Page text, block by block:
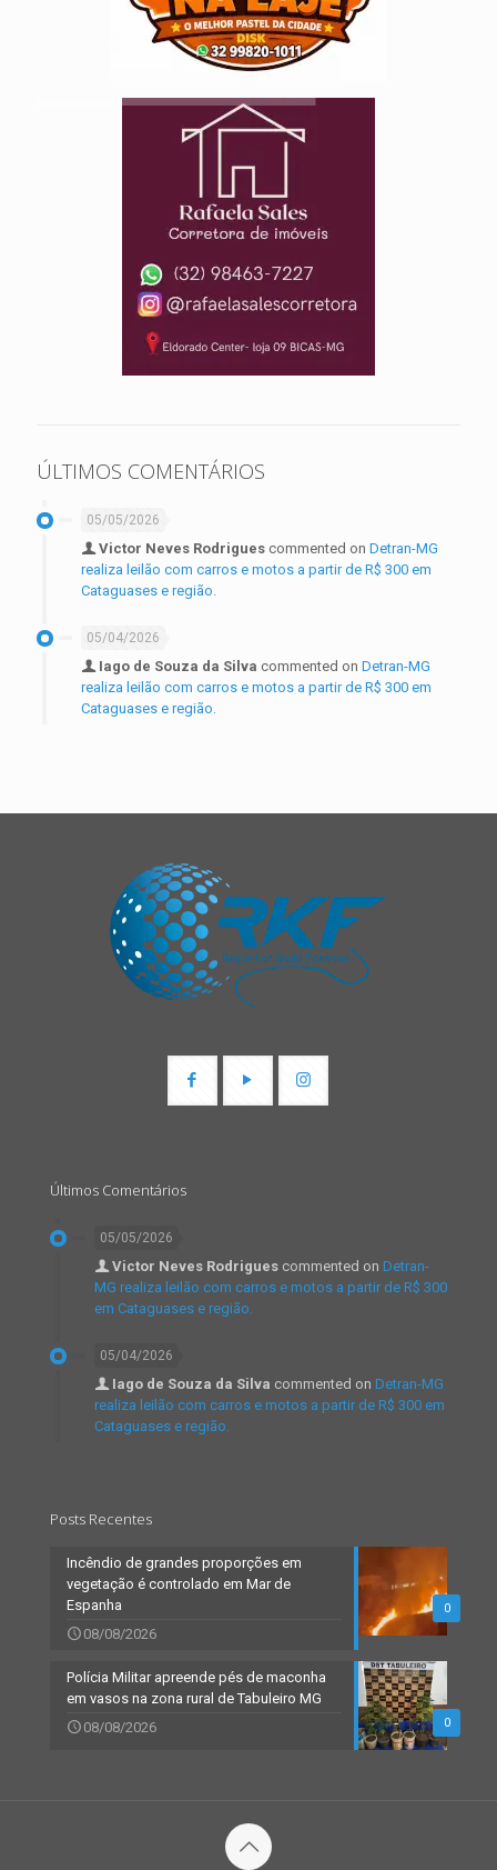
ÚLTIMOS COMENTÁRIOS
05/05/2026
Victor Neves Rodrigues commented on Detran-MG
realiza leilão com carros e motos a partir de R$ 300 em
Cataguases e região.
05/04/2026
Iago de Souza da Silva commented on Detran-MG
realiza leilão com carros e motos a partir de R$ 300 em
Cataguases e região.
Últimos Comentários
05/05/2026
Victor Neves Rodrigues commented on Detran-
MG realiza leilão com carros e motos a partir de R$ 300
em Cataguases e região.
05/04/2026
Iago de Souza da Silva commented on Detran-MG
realiza leilão com carros e motos a partir de R$ 300 em
Cataguases e região.
Posts Recentes
0
Incêndio de grandes proporções em
vegetação é controlado em Mar de
Espanha
08/08/2026
0
Polícia Militar apreende pés de maconha
em vasos na zona rural de Tabuleiro MG
08/08/2026